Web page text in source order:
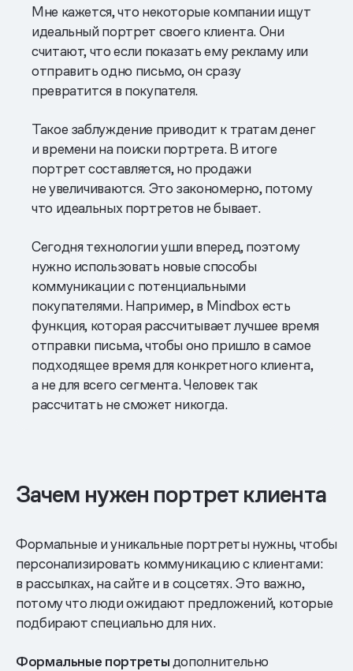
Мне кажется, что некоторые компании ищут
идеальный портрет своего клиента. Они
считают, что если показать ему рекламу или
отправить одно письмо, он сразу
превратится в покупателя.
Такое заблуждение приводит к тратам денег
и времени на поиски портрета. В итоге
портрет составляется, но продажи
не увеличиваются. Это закономерно, потому
что идеальных портретов не бывает.
Сегодня технологии ушли вперед, поэтому
нужно использовать новые способы
коммуникации с потенциальными
покупателями. Например, в Mindbox есть
функция, которая рассчитывает лучшее время
отправки письма, чтобы оно пришло в самое
подходящее время для конкретного клиента,
а не для всего сегмента. Человек так
рассчитать не сможет никогда.
Зачем нужен портрет клиента
Формальные и уникальные портреты нужны, чтобы
персонализировать коммуникацию с клиентами:
в рассылках, на сайте и в соцсетях. Это важно,
потому что люди ожидают предложений, которые
подбирают специально для них.
Формальные портретыдополнительно